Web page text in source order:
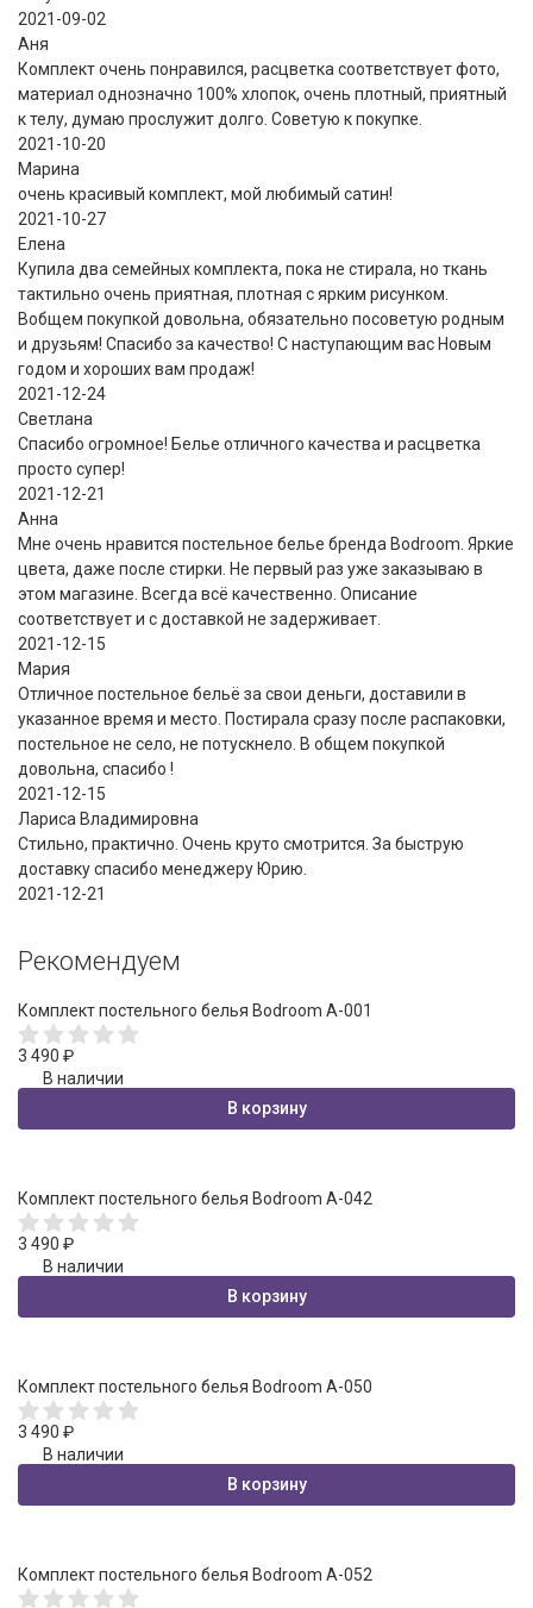
2021-09-02
Аня
Комплект очень понравился, расцветка соответствует фото,
материал однозначно 100% хлопок, очень плотный, приятный
к телу, думаю прослужит долго. Советую к покупке.
2021-10-20
Марина
очень красивый комплект, мой любимый сатин!
2021-10-27
Елена
Купила два семейных комплекта, пока не стирала, но ткань
тактильно очень приятная, плотная с ярким рисунком.
Вобщем покупкой довольна, обязательно посоветую родным
и друзьям! Спасибо за качество! С наступающим вас Новым
годом и хороших вам продаж!
2021-12-24
Светлана
Спасибо огромное! Белье отличного качества и расцветка
просто супер!
2021-12-21
Анна
Мне очень нравится постельное белье бренда Bodroom. Яркие
цвета, даже после стирки. Не первый раз уже заказываю в
этом магазине. Всегда всё качественно. Описание
соответствует и с доставкой не задерживает.
2021-12-15
Мария
Отличное постельное бельё за свои деньги, доставили в
указанное время и место. Постирала сразу после распаковки,
постельное не село, не потускнело. В общем покупкой
довольна, спасибо !
2021-12-15
Лариса Владимировна
Стильно, практично. Очень круто смотрится. За быструю
доставку спасибо менеджеру Юрию.
2021-12-21
Рекомендуем
Комплект постельного белья Bodroom A-001
3 490 ₽
В наличии
В корзину
Комплект постельного белья Bodroom A-042
3 490 ₽
В наличии
В корзину
Комплект постельного белья Bodroom A-050
3 490 ₽
В наличии
В корзину
Комплект постельного белья Bodroom A-052